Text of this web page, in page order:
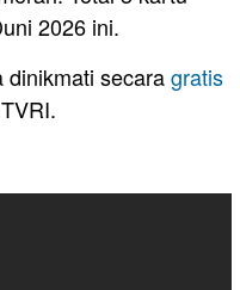
2026 ini.
dinikmati secaragratis